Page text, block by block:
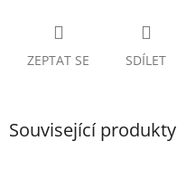
ZEPTAT SE SDÍLET
Související produkty